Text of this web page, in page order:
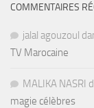
COMMENTAIRES
jalal agouzoul
TV Marocaine
MALIKA NASRI
magie célèbres